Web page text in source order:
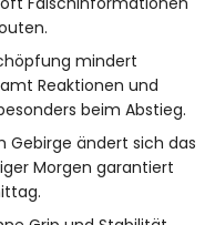
mindert
Reaktionen und
beim Abstieg.
Gebirge ändert sich das
Morgen garantiert